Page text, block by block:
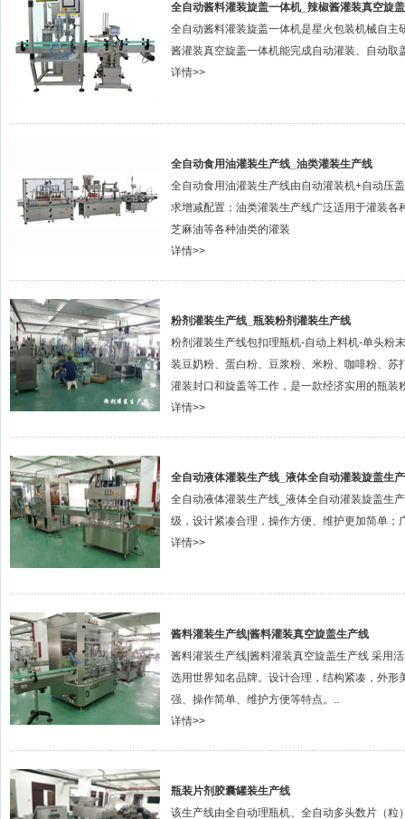
全自动酱料灌装旋盖一体机_辣椒酱灌装真空旋
全自动酱料灌装旋盖一体机是星火包装机械自
酱灌装真空旋盖一体机能完成自动灌装、自动取
详情>>
全自动食用油灌装生产线_油类灌装生产线
全自动食用油灌装生产线由自动灌装机+自动压
求增减配置；油类灌装生产线广泛适用于灌装
芝麻油等各种油类的灌装
详情>>
粉剂灌装生产线_瓶装粉剂灌装生产线
粉剂灌装生产线包扣理瓶机-自动上料机-单头粉
装豆奶粉、蛋白粉、豆浆粉、米粉、咖啡粉、
灌装封口和旋盖等工作，是一款经济实用的瓶装
详情>>
全自动液体灌装生产线_液体全自动灌装旋盖生
全自动液体灌装生产线_液体全自动灌装旋盖生
级，设计紧凑合理，操作方便、维护更加简单；
详情>>
酱料灌装生产线|酱料灌装真空旋盖生产线
酱料灌装生产线|酱料灌装真空旋盖生产线 采用
选用世界知名品牌。设计合理，结构紧凑，外
强、操作简单、维护方便等特点。..
详情>>
瓶装片剂胶囊罐装生产线
该生产线由全自动理瓶机、全自动多头数片（